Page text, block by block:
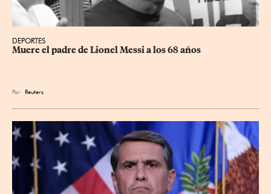
DEPORTES
Muere el padre de Lionel Messi a los 68 años
Por Reuters